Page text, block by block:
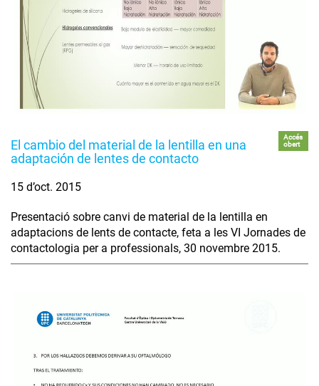
El cambio del material de la lentilla en una
adaptación de lentes de contacto
Accés
obert
15 d’oct. 2015
Presentació sobre canvi de material de la lentilla en
adaptacions de lents de contacte, feta a les VI Jornades de
contactologia per a professionals, 30 novembre 2015.